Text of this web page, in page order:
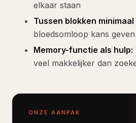
elkaar staan
Tussen blokken
bloedsomloop kans geven
Memory-functie als hulp:
veel makkelijker dan
ONZE AANPAK